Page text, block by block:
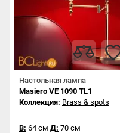
Настольная лампа
Masiero VE 1090 TL1
Коллекция: Brass & spots
В: 64 см Д: 70 см